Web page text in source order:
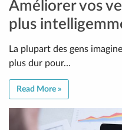
Améliorer vos
plus
La plupart des gens
plus dur pour…
Read More »